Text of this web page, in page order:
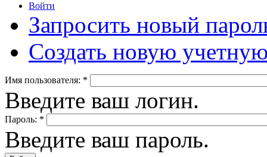
Войти
Запросить новый
Создать новую
Имя пользователя: *
Введите ваш логин.
Пароль: *
Введите ваш пароль.